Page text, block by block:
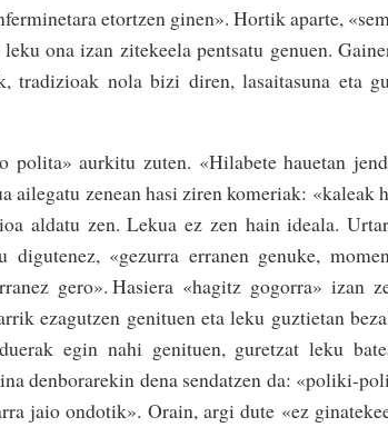
etortzen ginen». Hortik apar­­te,
ona izan zitekeela pen­­tsatu genuen.
tradizioak nola bizi diren­, lasaita­suna eta
polita»­ aurkitu zuten. «Hilabete hauetan
ailegatu zenean hasi­ ziren komeriak: «kaleak
aldatu zen. Lekua ez zen hain ideala.
«gezurra­ erranen genuke,
gero». Hasiera «hagitz gogorra» izan
ezagutzen genituen eta leku guztietan
egin nahi genituen, guretzat leku
denborarekin dena sendatzen da: «poliki-
jaio ondotik». Orain, argi dute «ez